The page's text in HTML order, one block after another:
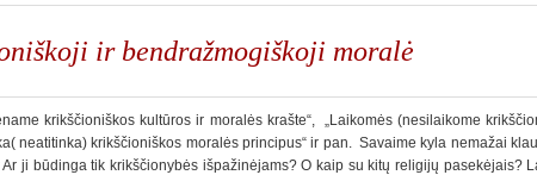
ir bendražmogiškoji moralė
krikščioniškos kultūros ir moralės krašte“, „Laikomės (nesilaikome
neatitinka) krikščioniškos moralės principus“ ir pan. Savaime kyla nemažai
Ar ji būdinga tik krikščionybės išpažinėjams? O kaip su kitų religijų pasekėjais?